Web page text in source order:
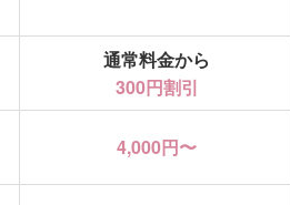
通常料金から
300円割引
4,000円〜